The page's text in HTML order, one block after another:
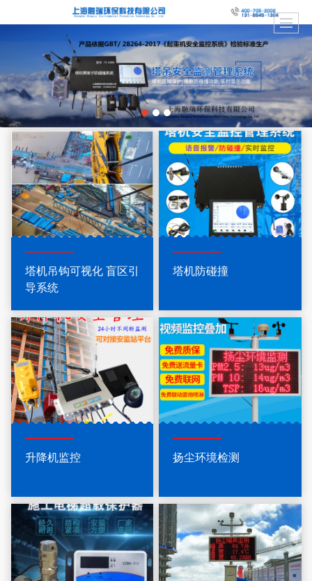
塔机吊钩可视化 盲区引
导系统
塔机防碰撞
升降机监控 扬尘环境检测